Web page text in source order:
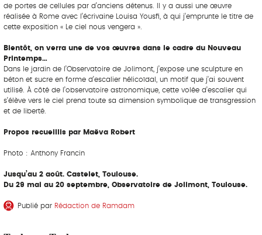
de portes de cellules par d’anciens détenus. Il y a aussi une œuvre
réalisée à Rome avec l’écrivaine Louisa Yousfi, à qui j’emprunte le titre de
cette exposition « Le ciel nous vengera ».
Bientôt, on verra une de vos œuvres dans le cadre du Nouveau
Printemps…
Dans le jardin de l’Observatoire de Jolimont, j’expose une sculpture en
béton et sucre en forme d’escalier hélicoïdal, un motif que j’ai souvent
utilisé. À côté de l’observatoire astronomique, cette volée d’escalier qui
s’élève vers le ciel prend toute sa dimension symbolique de transgression
et de liberté.
Propos recueillis par Maëva Robert
Photo : Anthony Francin
Jusqu’au 2 août. Castelet, Toulouse.
Du 29 mai au 20 septembre, Observatoire de Jolimont, Toulouse.
Publié par Rédaction de Ramdam